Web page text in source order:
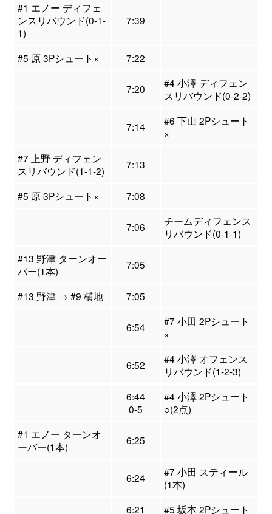
#1 エノー ディフェ
ンスリバウンド(0-1-
1)
7:39
#5 原 3Pシュート× 7:22
7:20
#4 小澤 ディフェン
スリバウンド(0-2-2)
7:14
#6 下山 2Pシュート
×
#7 上野 ディフェン
スリバウンド(1-1-2)
7:13
#5 原 3Pシュート× 7:08
7:06
チームディフェンス
リバウンド(0-1-1)
#13 野津 ターンオー
バー(1本)
7:05
#13 野津 → #9 横地 7:05
6:54
#7 小田 2Pシュート
×
6:52
#4 小澤 オフェンス
リバウンド(1-2-3)
6:44
0-5
#4 小澤 2Pシュート
○(2点)
#1 エノー ターンオ
ーバー(1本)
6:25
6:24
#7 小田 スティール
(1本)
6:21
#5 坂本 2Pシュート